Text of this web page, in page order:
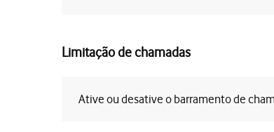
Limitação de chamadas
Ative ou desative o barramento de